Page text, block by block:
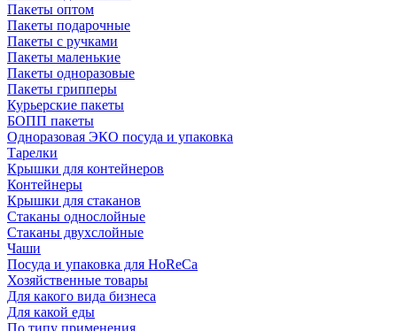
Пакеты оптом
Пакеты подарочные
Пакеты с ручками
Пакеты маленькие
Пакеты одноразовые
Пакеты грипперы
Курьерские пакеты
БОПП пакеты
Одноразовая ЭКО посуда и упаковка
Тарелки
Крышки для контейнеров
Контейнеры
Крышки для стаканов
Стаканы однослойные
Стаканы двухслойные
Чаши
Посуда и упаковка для HoReCa
Хозяйственные товары
Для какого вида бизнеса
Для какой еды
По типу применения